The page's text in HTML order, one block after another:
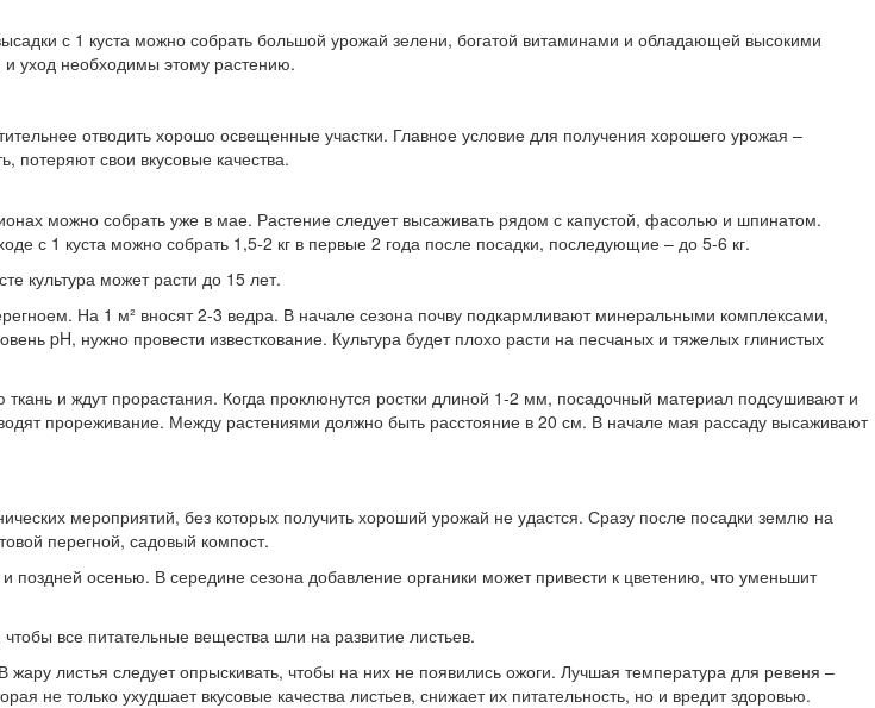
с 1 куста можно собрать большой урожай зелени, богатой витаминами и обладающей высокими
и уход необходимы этому растению.
отводить хорошо освещенные участки. Главное условие для получения хорошего урожая –
потеряют свои вкусовые качества.
можно собрать уже в мае. Растение следует высаживать рядом с капустой, фасолью и шпинатом.
с 1 куста можно собрать 1,5-2 кг в первые 2 года после посадки, последующие – до 5-6 кг.
культура может расти до 15 лет.
На 1 м² вносят 2-3 ведра. В начале сезона почву подкармливают минеральными комплексами,
pH, нужно провести известкование. Культура будет плохо расти на песчаных и тяжелых глинистых
и ждут прорастания. Когда проклюнутся ростки длиной 1-2 мм, посадочный материал подсушивают и
прореживание. Между растениями должно быть расстояние в 20 см. В начале мая рассаду высаживают
мероприятий, без которых получить хороший урожай не удастся. Сразу после посадки землю на
перегной, садовый компост.
поздней осенью. В середине сезона добавление органики может привести к цветению, что уменьшит
все питательные вещества шли на развитие листьев.
листья следует опрыскивать, чтобы на них не появились ожоги. Лучшая температура для ревеня –
не только ухудшает вкусовые качества листьев, снижает их питательность, но и вредит здоровью.